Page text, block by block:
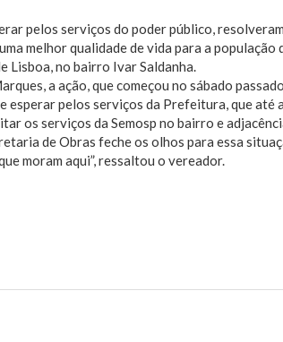
pelos serviços do poder público,
melhor qualidade de vida para a
Lisboa, no bairro Ivar Saldanha.
a ação, que começou no sábado
esperar pelos serviços da Prefeitura, que até
os serviços da Semosp no bairro e
de Obras feche os olhos para essa
moram aqui”, ressaltou o vereador.